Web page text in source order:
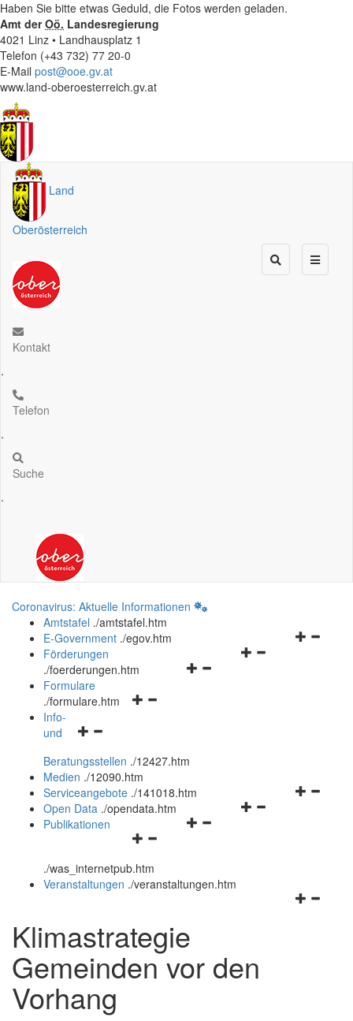
Haben Sie bitte etwas Geduld, die Fotos werden geladen.
Amt derOö. Landesregierung
4021 Linz • Landhausplatz 1
Telefon (+43 732) 77 20-0
E-Mail post@ooe.gv.at
www.land-oberoesterreich.gv.at
Land
Oberösterreich
Kontakt
.
Telefon
.
Suche
.
Coronavirus: Aktuelle Informationen
Amtstafel ./amtstafel.htm
Navigationsmenü
E-Government ./egov.htm
Navigationsmenü
Förderungen
./foerderungen.htm
Navigationsmenü
Formulare
./formulare.htm
Navigationsmenü
und
schließen
Info-
und
Beratungsstellen ./12427.htm
Medien ./12090.htm
Navigationsmenü
Serviceangebote ./141018.htm
Navigationsmenü
Open Data ./opendata.htm
Navigationsmenü
und
schließen
Publikationen
./was_internetpub.htm
Veranstaltungen ./veranstaltungen.htm
Klimastrategie
Gemeinden vor den
Vorhang